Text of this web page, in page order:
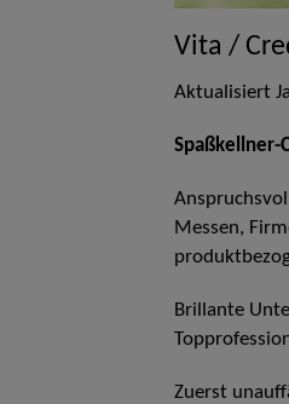
Vita /
Aktualisiert
Spaßkellner-
Messen,
Brillante
Zuerst